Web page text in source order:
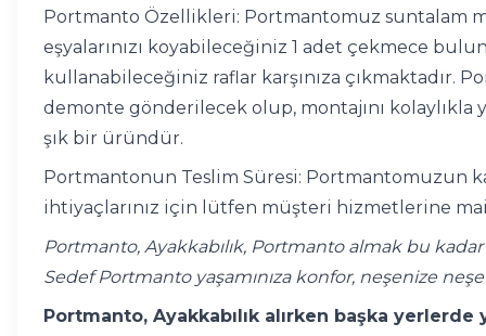
Portmanto Özellikleri: Portmantomuz suntalam
eşyalarınızı koyabileceğiniz 1 adet çekmece
kullanabileceğiniz raflar karşınıza çıkmaktadır.
demonte gönderilecek olup, montajını
şık bir üründür.
Portmantonun Teslim Süresi: Portmantomuzun
ihtiyaçlarınız için lütfen müşteri hizmetlerine
Portmanto, Ayakkabılık, Portmanto almak bu
Sedef Portmanto yaşamınıza konfor, neşenize
Portmanto, Ayakkabılık alırken başka yerlerde